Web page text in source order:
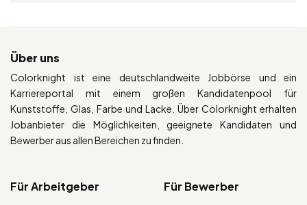
Über uns
Colorknight ist eine deutschlandweite Jobbörse und ein
Karriereportal mit einem großen Kandidatenpool für
Kunststoffe, Glas, Farbe und Lacke. Über Colorknight erhalten
Jobanbieter die Möglichkeiten, geeignete Kandidaten und
Bewerber aus allen Bereichen zu finden.
Für Arbeitgeber Für Bewerber